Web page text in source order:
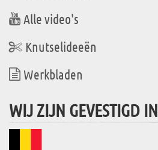
Alle video's
Knutselideeën
Werkbladen
WIJ ZIJN GEVESTIGD IN